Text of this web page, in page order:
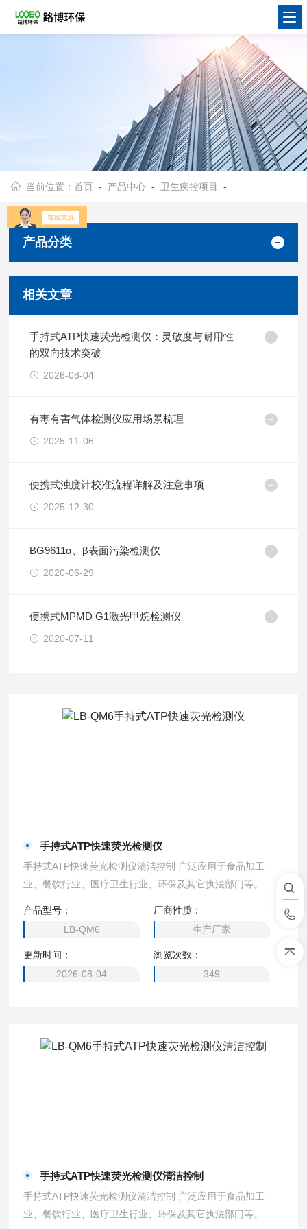
当前位置：首页 - 产品中心 - 卫生疾控项目 -
产品分类
相关文章
手持式ATP快速荧光检测仪：灵敏度与耐用性
的双向技术突破
2026-08-04
有毒有害气体检测仪应用场景梳理
2025-11-06
便携式浊度计校准流程详解及注意事项
2025-12-30
BG9611α、β表面污染检测仪
2020-06-29
便携式MPMD G1激光甲烷检测仪
2020-07-11
手持式ATP快速荧光检测仪
手持式ATP快速荧光检测仪清洁控制 广泛应用于食品加工
业、餐饮行业、医疗卫生行业、环保及其它执法部门等。
产品型号：
LB-QM6
厂商性质：
生产厂家
更新时间：
2026-08-04
浏览次数：
349
手持式ATP快速荧光检测仪清洁控制
手持式ATP快速荧光检测仪清洁控制 广泛应用于食品加工
业、餐饮行业、医疗卫生行业、环保及其它执法部门等。